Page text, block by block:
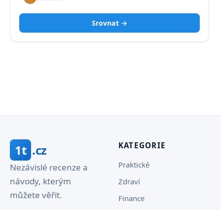
Srovnat →
1t .cz
Nezávislé recenze a
návody, kterým
můžete věřit.
KATEGORIE
Praktické
Zdraví
Finance